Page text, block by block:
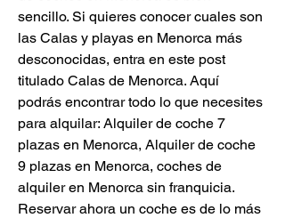
sencillo. Si quieres conocer cuales son
las Calas y playas en Menorca más
desconocidas, entra en este post
titulado Calas de Menorca. Aquí
podrás encontrar todo lo que necesites
para alquilar: Alquiler de coche 7
plazas en Menorca, Alquiler de coche
9 plazas en Menorca, coches de
alquiler en Menorca sin franquicia.
Reservar ahora un coche es de lo más